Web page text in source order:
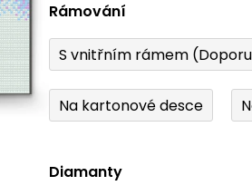
Rámování
S vnitřním rámem
Na kartonové desce
Diamanty